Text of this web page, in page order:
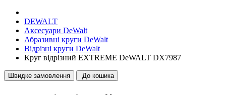
DEWALT
Аксесуари DeWalt
Абразивні круги DeWalt
Відрізні круги DeWalt
Круг відрізний EXTREME DeWALT DX7987
Швидке замовлення До кошика